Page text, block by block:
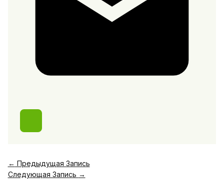
← Предыдущая Запись
Следующая Запись →